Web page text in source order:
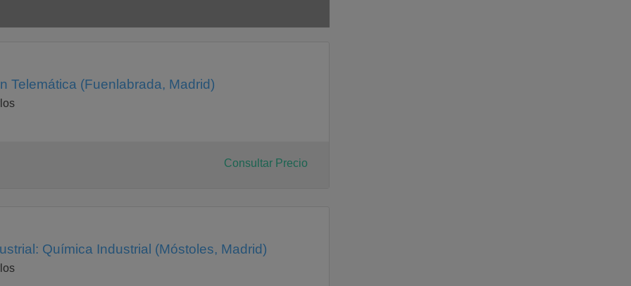
Telemática (Fuenlabrada, Madrid)
Consultar Precio
Química Industrial (Móstoles, Madrid)